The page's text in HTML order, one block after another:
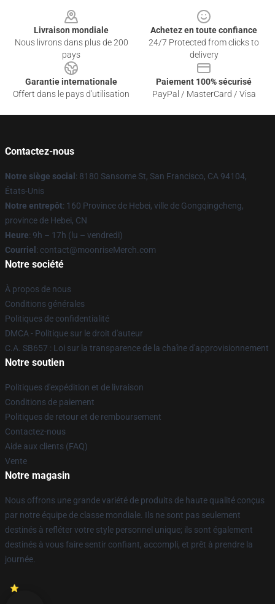
Livraison mondiale
Nous livrons dans plus de 200
pays
Achetez en toute confiance
24/7 Protected from clicks to
delivery
Garantie internationale
Offert dans le pays d'utilisation
Paiement 100% sécurisé
PayPal / MasterCard / Visa
Contactez-nous
Notre siège social : 8180 Sansome St, San Francisco, CA 94104,
États-Unis
Notre entrepôt: 160 Province de Hebei, ville de Gongqingcheng,
province de Hebei, CN
Heure: 9h – 17h (lu – vendredi)
Courriel : contact@moonriseMerch.com
Notre société
À propos de nous
Conditions générales
Politiques de confidentialité
DMCA - Politique sur le droit d'auteur
C.A. SB657 : Loi sur la transparence de la chaîne d'approvisionnement
Notre soutien
Politiques d'expédition et de livraison
Conditions de paiement
Politiques de retour et de remboursement
Contactez-nous
Aide aux clients (FAQ)
Vente
Notre magasin
Nous offrons une grande variété de produits de haute qualité conçus
par notre équipe de classe mondiale. Ils ne sont pas seulement
destinés à refléter votre style personnel unique; ils sont également
destinés à vous faire sentir confiant, accompli, et prêt à prendre la
journée.